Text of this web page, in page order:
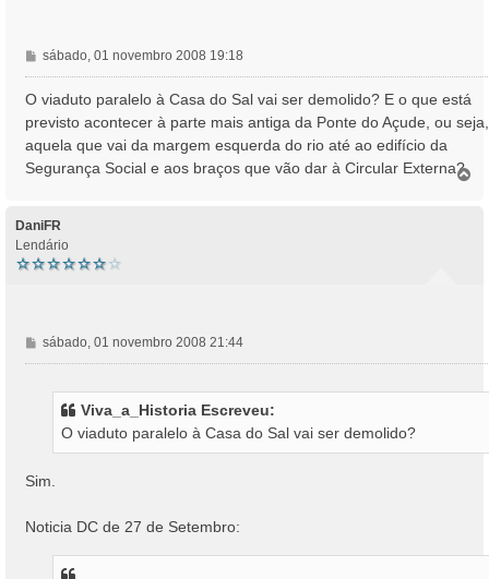
M
e
a
g
e
sábado, 01 novembro 2008 19:18
O viaduto paralelo à Casa do Sal vai ser demolido? E o que está
previsto acontecer à parte mais antiga da Ponte do Açude, ou seja,
aquela que vai da margem esquerda do rio até ao edifício da
Segurança Social e aos braços que vão dar à Circular Externa?
DaniFR
Lendário
M
e
m
sábado, 01 novembro 2008 21:44
Viva_a_Historia Escreveu:
O viaduto paralelo à Casa do Sal vai ser demolido?
Sim.
Noticia DC de 27 de Setembro: